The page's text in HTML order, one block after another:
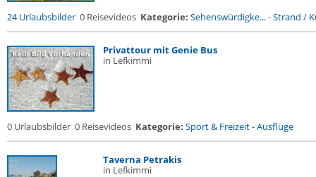
24 Urlaubsbilder 0 Reisevideos Kategorie: Sehenswürdigke...-Strand /
Privattour mit Genie Bus
in Lefkimmi
0 Urlaubsbilder 0 Reisevideos Kategorie: Sport & Freizeit-Ausflüge
Taverna Petrakis
in Lefkimmi